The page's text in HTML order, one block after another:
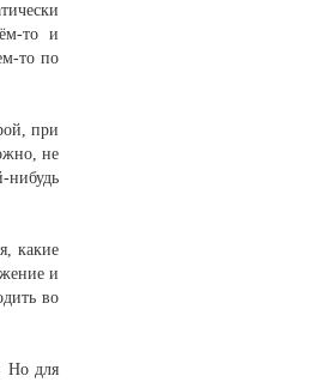
то и
то по
при
не
какие
и
во
Но для